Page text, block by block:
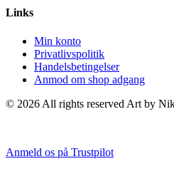
Links
Min konto
Privatlivspolitik
Handelsbetingelser
Anmod om shop adgang
© 2026 All rights reserved Art by
Anmeld os på Trustpilot